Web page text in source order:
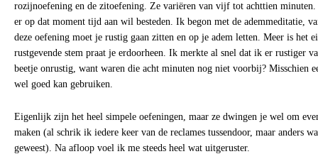
rozijnoefening en de zitoefening. Ze variëren van vijf tot achttien minuten.
er op dat moment tijd aan wil besteden. Ik begon met de ademmeditatie,
deze oefening moet je rustig gaan zitten en op je adem letten. Meer is het
rustgevende stem praat je erdoorheen. Ik merkte al snel dat ik er rustiger
beetje onrustig, want waren die acht minuten nog niet voorbij? Misschien
wel goed kan gebruiken.
Eigenlijk zijn het heel simpele oefeningen, maar ze dwingen je wel om
maken (al schrik ik iedere keer van de reclames tussendoor, maar anders
geweest). Na afloop voel ik me steeds heel wat uitgeruster.